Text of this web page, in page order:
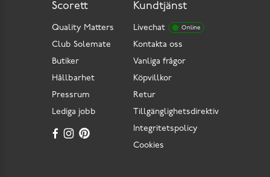
Kundtjänst
Livechat Online
Kontakta oss
Vanliga frågor
Köpvillkor
Retur
Tillgänglighetsdirektiv
Integritetspolicy
Cookies
Scorett
Quality Matters
Club Solemate
Butiker
Hållbarhet
Pressrum
Lediga jobb